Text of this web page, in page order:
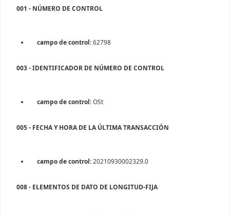
001 - NÚMERO DE CONTROL
campo de control:62798
003 - IDENTIFICADOR DE NÚMERO DE CONTROL
campo de control:OSt
005 - FECHA Y HORA DE LA ÚLTIMA TRANSACCIÓN
campo de control:20210930002329.0
008 - ELEMENTOS DE DATO DE LONGITUD-FIJA